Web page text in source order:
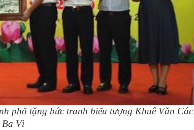
phố tặng bức tranh biểu tượng Khuê Văn
Ba Vì